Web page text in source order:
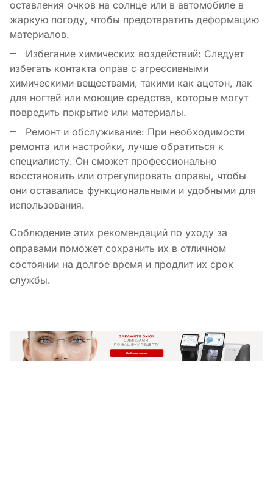
оставления очков на солнце или в автомобиле в
жаркую погоду, чтобы предотвратить деформацию
материалов.
Избегание химических воздействий: Следует
избегать контакта оправ с агрессивными
химическими веществами, такими как ацетон, лак
для ногтей или моющие средства, которые могут
повредить покрытие или материалы.
Ремонт и обслуживание: При необходимости
ремонта или настройки, лучше обратиться к
специалисту. Он сможет профессионально
восстановить или отрегулировать оправы, чтобы
они оставались функциональными и удобными для
использования.
Соблюдение этих рекомендаций по уходу за
оправами поможет сохранить их в отличном
состоянии на долгое время и продлит их срок
службы.